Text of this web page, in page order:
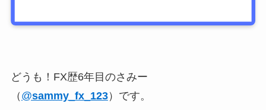
どうも！FX歴6年目のさみー
（ @sammy_fx_123）です。